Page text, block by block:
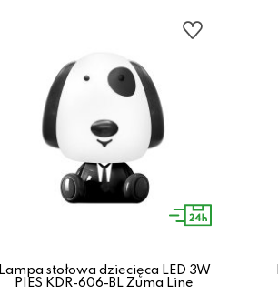
Lampa stołowa dziecięca LED 3W
PIES KDR-606-BL Zuma Line